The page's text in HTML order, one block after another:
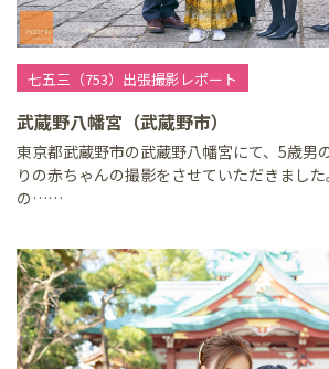
七五三（753）出張撮影レポート
武蔵野八幡宮（武蔵野市）
東京都武蔵野市の武蔵野八幡宮にて、5歳男
りの赤ちゃんの撮影をさせていただきまし
の……